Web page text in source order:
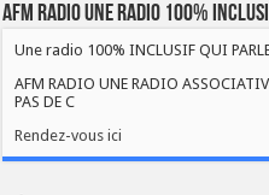
AFM RADIO UNE RADIO 100%
Une radio 100% INCLUSIF QUI
AFM RADIO UNE RADIO
PAS DE C
Rendez-vous ici